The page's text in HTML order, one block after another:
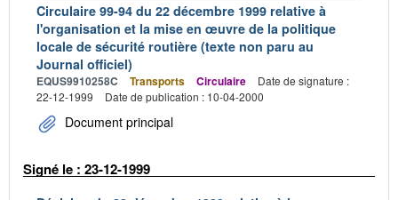
Circulaire 99-94 du 22 décembre 1999 relative à
l'organisation et la mise en œuvre de la politique
locale de sécurité routière (texte non paru au
Journal officiel)
EQUS9910258C Transports Circulaire
Date de signature :
22-12-1999
Date de publication : 10-04-2000
Document principal
Signé le : 23-12-1999